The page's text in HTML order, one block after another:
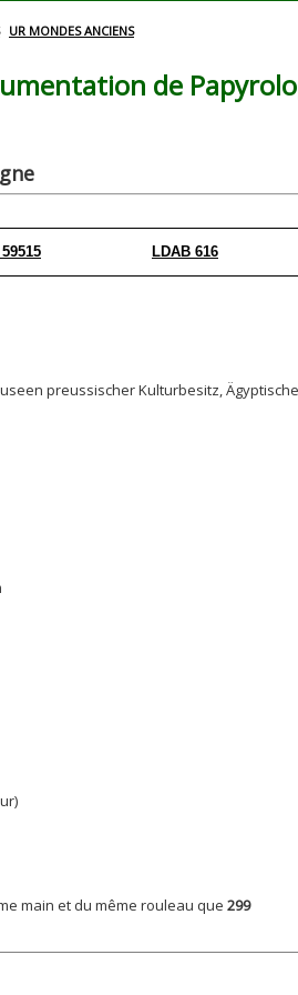
UR MONDES ANCIENS
de
LDAB 616
preussischer Kulturbesitz,
main et du même rouleau que 299